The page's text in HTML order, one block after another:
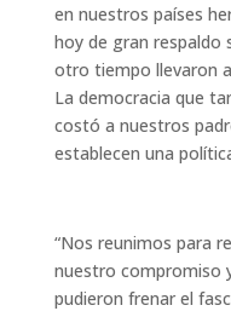
en nuestros países
hoy de gran respaldo
otro tiempo llevaron
La democracia que
costó a nuestros
establecen una
“Nos reunimos para
nuestro compromiso
pudieron frenar el